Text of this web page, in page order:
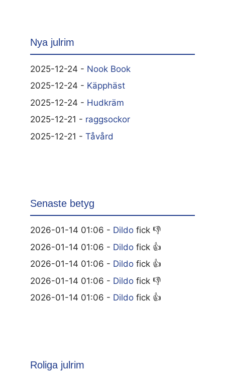
Nya julrim
2025-12-24 - Nook Book
2025-12-24 - Käpphäst
2025-12-24 - Hudkräm
2025-12-21 - raggsockor
2025-12-21 - Tåvård
Senaste betyg
2026-01-14 01:06 - Dildo fick 👎
2026-01-14 01:06 - Dildo fick 👍
2026-01-14 01:06 - Dildo fick 👍
2026-01-14 01:06 - Dildo fick 👎
2026-01-14 01:06 - Dildo fick 👍
Roliga julrim